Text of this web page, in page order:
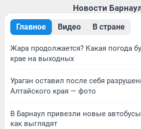
Новости
Главное Видео В стране
Жара продолжается? Какая погода
крае на выходных
Ураган оставил после себя
Алтайского края — фото
В Барнаул привезли новые
как выглядят